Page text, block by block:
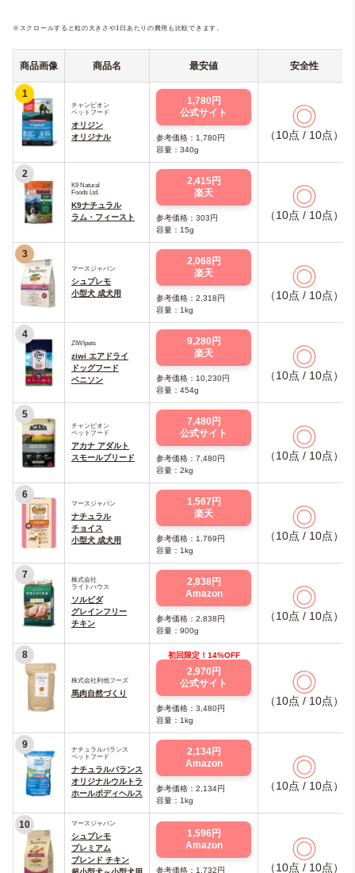
※スクロールすると粒の大きさや1日あたりの費用も比較できます。
商品画像 商品名 最安値 安全性
1
チャンピオン
ペットフード
オリジン
オリジナル
1,780円
公式サイト
参考価格：1,780円
容量：340g
◎
（10点 / 10点）
2
K9 Natural
Foods Ltd.
K9ナチュラル
ラム・フィースト
2,415円
楽天
参考価格：303円
容量：15g
◎
（10点 / 10点）
3
マースジャパン
シュプレモ
小型犬 成犬用
2,068円
楽天
参考価格：2,318円
容量：1kg
◎
（10点 / 10点）
4
ZIWIpets
ziwi エアドライ
ドッグフード
ベニソン
9,280円
楽天
参考価格：10,230円
容量：454g
◎
（10点 / 10点）
5
チャンピオン
ペットフード
アカナ アダルト
スモールブリード
7,480円
公式サイト
参考価格：7,480円
容量：2kg
◎
（10点 / 10点）
6
マースジャパン
ナチュラル
チョイス
小型犬 成犬用
1,567円
楽天
参考価格：1,769円
容量：1kg
◎
（10点 / 10点）
7
株式会社
ライトハウス
ソルビダ
グレインフリー
チキン
2,838円
Amazon
参考価格：2,838円
容量：900g
◎
（10点 / 10点）
8
株式会社利他フーズ
馬肉自然づくり
初回限定！14%OFF
2,970円
公式サイト
参考価格：3,480円
容量：1kg
◎
（10点 / 10点）
9
ナチュラルバランス
ペットフード
ナチュラルバランス
オリジナルウルトラ
ホールボディヘルス
2,134円
Amazon
参考価格：2,134円
容量：1kg
◎
（10点 / 10点）
10 マースジャパン
シュプレモ
プレミアム
ブレンド チキン
1,596円
Amazon
参考価格：1,732円
◎
（10点 / 10点）